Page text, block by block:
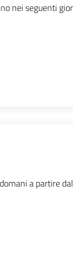
nei seguenti
a partire